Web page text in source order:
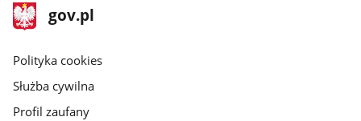
stopka
gov.pl
Strona
gov.pl
gov.pl
Polityka cookies
Służba cywilna
Profil zaufany